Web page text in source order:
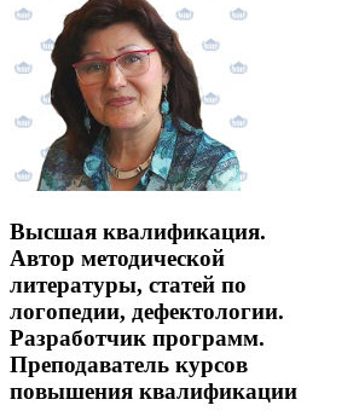
Высшая квалификация.
Автор методической
литературы, статей по
логопедии, дефектологии.
Разработчик программ.
Преподаватель курсов
повышения квалификации